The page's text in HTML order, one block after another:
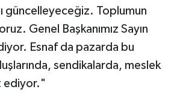
güncelleyeceğiz. Toplumun
Genel Başkanımız Sayın
Esnaf da pazarda bu
sendikalarda, meslek
ediyor."